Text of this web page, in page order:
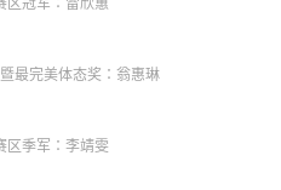
最完美体态奖：翁惠琳
区季军：李靖雯